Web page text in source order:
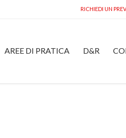
RICHIEDI UN
AREE DI PRATICA D&R